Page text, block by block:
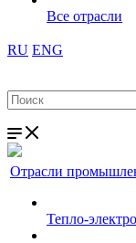
Все отрасли
RU ENG
Отрасли
Тепло-